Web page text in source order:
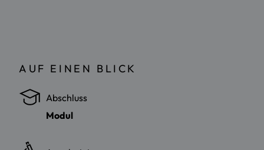
AUF EINEN BLICK
Abschluss
Modul